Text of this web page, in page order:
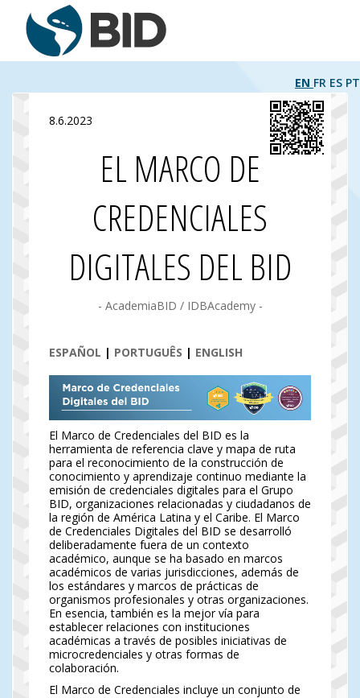
EN FR ES PT
8.6.2023
EL MARCO DE
CREDENCIALES
DIGITALES DEL BID
- AcademiaBID / IDBAcademy -
ESPAÑOL | PORTUGUÊS | ENGLISH
El Marco de Credenciales del BID es la
herramienta de referencia clave y mapa de ruta
para el reconocimiento de la construcción de
conocimiento y aprendizaje continuo mediante la
emisión de credenciales digitales para el Grupo
BID, organizaciones relacionadas y ciudadanos de
la región de América Latina y el Caribe. El Marco
de Credenciales Digitales del BID se desarrolló
deliberadamente fuera de un contexto
académico, aunque se ha basado en marcos
académicos de varias jurisdicciones, además de
los estándares y marcos de prácticas de
organismos profesionales y otras organizaciones.
En esencia, también es la mejor vía para
establecer relaciones con instituciones
académicas a través de posibles iniciativas de
microcredenciales y otras formas de
colaboración.
El Marco de Credenciales incluye un conjunto de